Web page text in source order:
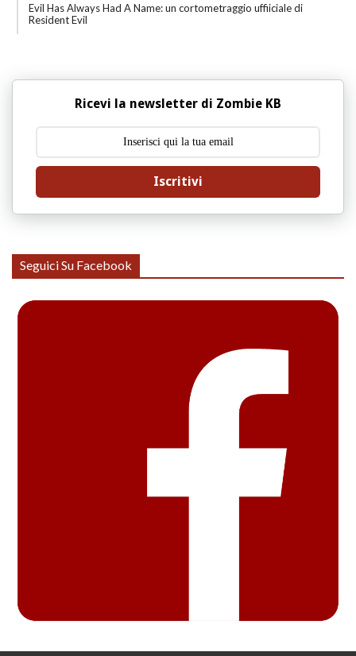
Evil Has Always Had A Name: un cortometraggio uffiiciale di
Resident Evil
Ricevi la newsletter di Zombie KB
Iscritivi
Seguici Su Facebook